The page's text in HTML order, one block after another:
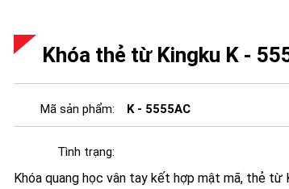
Khóa thẻ từ Kingku K -
Mã sản phẩm: K - 5555AC
Tình trạng:
Khóa quang học vân tay kết hợp mật mã, thẻ từ